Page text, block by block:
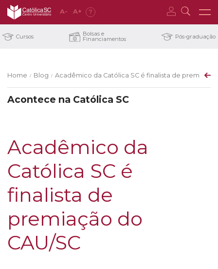
A- A+ ?
Cursos Bolsas e
Financiamentos Pós-graduação
Home / Blog / Acadêmico da Católica SC é finalista de premiação
Acontece na Católica SC
Acadêmico da
Católica SC é
finalista de
premiação do
CAU/SC